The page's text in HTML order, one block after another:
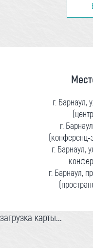
г. Барнаул,
г.
(конференц-
г. Барнаул,
г. Барнаул,
загрузка карты...